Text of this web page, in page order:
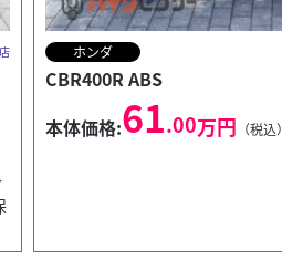
スズキ
SV650X ABS
本体価格:68.00万円 （税込）